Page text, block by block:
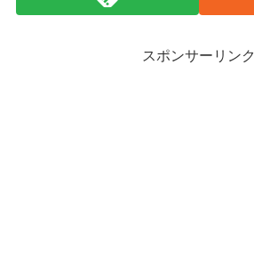
スポンサーリンク